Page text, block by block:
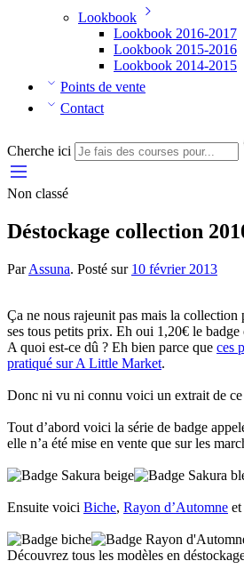
Lookbook
Lookbook 2016-2017
Lookbook 2015-2016
Lookbook 2014-2015
Points de vente
Contact
Cherche ici
Non classé
Déstockage collection
ParAssuna. Posté sur 10 février 2013
Ça ne nous rajeunit pas mais la
ses tous petits prix. Eh oui 1,20€ le
A quoi est-ce dû ? Eh bien parce que ces
pratiqué sur A Little Market.
Donc ni vu ni connu voici un extrait de
Tout d’abord voici la série de badge
elle n’a été mise en vente que sur les
Ensuite voici Biche, Rayon d’Automne et
Découvrez tous les modèles en